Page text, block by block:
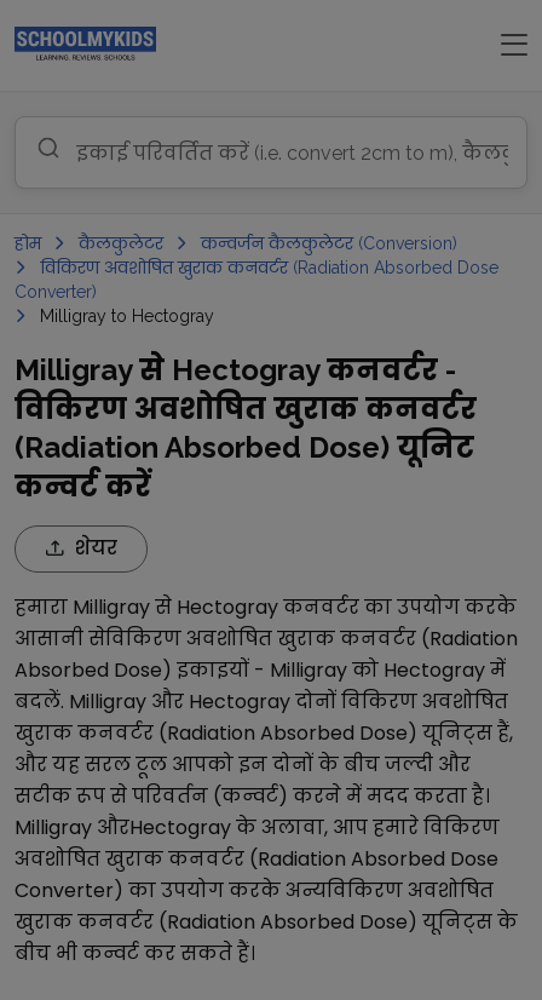
होम कैलकुलेटर
कन्वर्जन कैलकुलेटर (Conversion)
विकिरण अवशोषित खुराक कनवर्टर (Radiation Absorbed Dose
Converter)
Milligray to Hectogray
Milligray से Hectogray कनवर्टर -
विकिरण अवशोषित खुराक कनवर्टर
(Radiation Absorbed Dose) यूनिट
कन्वर्ट करें
शेयर
हमारा Milligrayसे Hectograyकनवर्टर का उपयोग करके
आसानी सेविकिरण अवशोषित खुराक कनवर्टर (Radiation
Absorbed Dose) इकाइयों - Milligrayको Hectograyमें
बदलें. Milligray और Hectograyदोनोंविकिरण अवशोषित
खुराक कनवर्टर (Radiation Absorbed Dose) यूनिट्स हैं,
और यह सरल टूल आपको इन दोनों के बीच जल्दी और
सटीक रूप से परिवर्तन (कन्वर्ट) करने में मदद करता है।
Milligray औरHectograyके अलावा, आप हमारेविकिरण
अवशोषित खुराक कनवर्टर (Radiation Absorbed Dose
Converter) का उपयोग करके अन्यविकिरण अवशोषित
खुराक कनवर्टर (Radiation Absorbed Dose) यूनिट्स के
बीच भी कन्वर्ट कर सकते हैं।